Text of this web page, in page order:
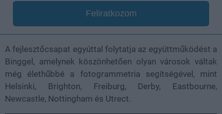
Feliratkozom
A fejlesztőcsapat egyúttal folytatja az együttműködést a
Binggel, amelynek köszönhetően olyan városok váltak
még élethűbbé a fotogrammetria segítségével, mint
Helsinki, Brighton, Freiburg, Derby, Eastbourne,
Newcastle, Nottingham és Utrect.